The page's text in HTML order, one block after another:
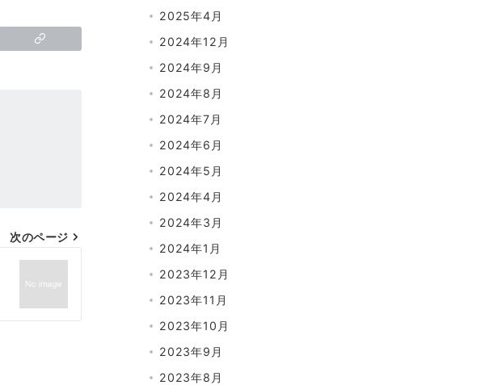
次のページ
2025年4月
2024年12月
2024年9月
2024年8月
2024年7月
2024年6月
2024年5月
2024年4月
2024年3月
2024年1月
2023年12月
2023年11月
2023年10月
2023年9月
2023年8月